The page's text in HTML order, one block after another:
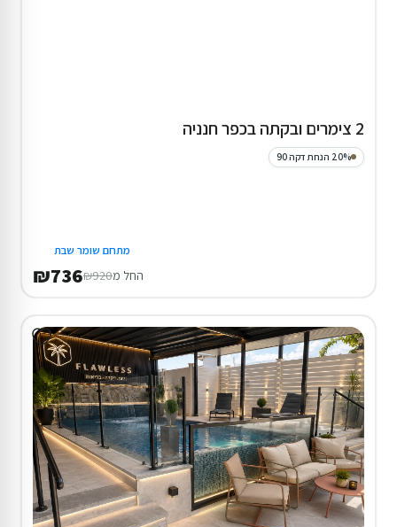
2 צימרים ובקתה בכפר חנניה
20% הנחת דקה 90
מתחם שומר שבת
החל מ₪920
₪736